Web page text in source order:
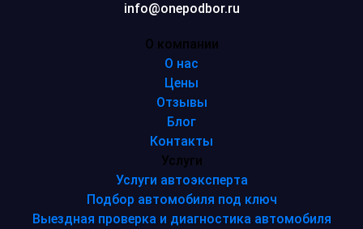
info@onepodbor.ru
О компании
О нас
Цены
Отзывы
Блог
Контакты
Услуги
Услуги автоэксперта
Подбор автомобиля под ключ
Выездная проверка и диагностика автомобиля